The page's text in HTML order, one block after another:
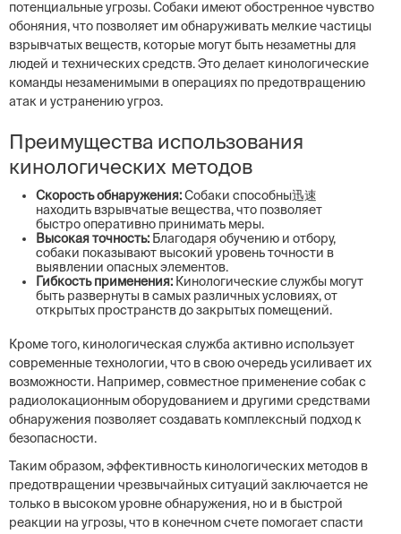
потенциальные угрозы. Собаки имеют обостренное чувство
обоняния, что позволяет им обнаруживать мелкие частицы
взрывчатых веществ, которые могут быть незаметны для
людей и технических средств. Это делает кинологические
команды незаменимыми в операциях по предотвращению
атак и устранению угроз.
Преимущества использования
кинологических методов
Скорость обнаружения:Собаки способны迅速
находить взрывчатые вещества, что позволяет
быстро оперативно принимать меры.
Высокая точность: Благодаря обучению и отбору,
собаки показывают высокий уровень точности в
выявлении опасных элементов.
Гибкость применения: Кинологические службы могут
быть развернуты в самых различных условиях, от
открытых пространств до закрытых помещений.
Кроме того, кинологическая служба активно использует
современные технологии, что в свою очередь усиливает их
возможности. Например, совместное применение собак с
радиолокационным оборудованием и другими средствами
обнаружения позволяет создавать комплексный подход к
безопасности.
Таким образом, эффективность кинологических методов в
предотвращении чрезвычайных ситуаций заключается не
только в высоком уровне обнаружения, но и в быстрой
реакции на угрозы, что в конечном счете помогает спасти